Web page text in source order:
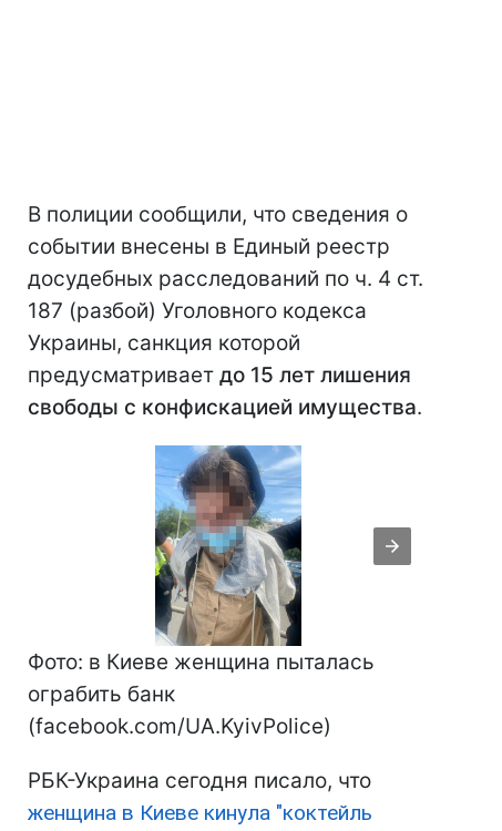
В полиции сообщили, что сведения о
событии внесены в Единый реестр
досудебных расследований по ч. 4 ст.
187 (разбой) Уголовного кодекса
Украины, санкция которой
предусматривает до 15 лет лишения
свободы с конфискацией имущества.
Фото: в Киеве женщина пыталась
ограбить банк
(facebook.com/UA.KyivPolice)
РБК-Украина сегодня писало, что
женщина в Киеве кинула "коктейль